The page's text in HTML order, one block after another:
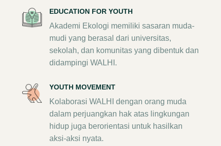
EDUCATION FOR YOUTH
Akademi Ekologi memiliki sasaran muda-
mudi yang berasal dari universitas,
sekolah, dan komunitas yang dibentuk dan
didampingi WALHI.
YOUTH MOVEMENT
Kolaborasi WALHI dengan orang muda
dalam perjuangkan hak atas lingkungan
hidup juga berorientasi untuk hasilkan
aksi-aksi nyata.